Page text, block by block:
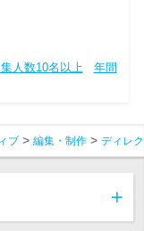
人数10名以上
年間
ブ 編集・制作 ディレ